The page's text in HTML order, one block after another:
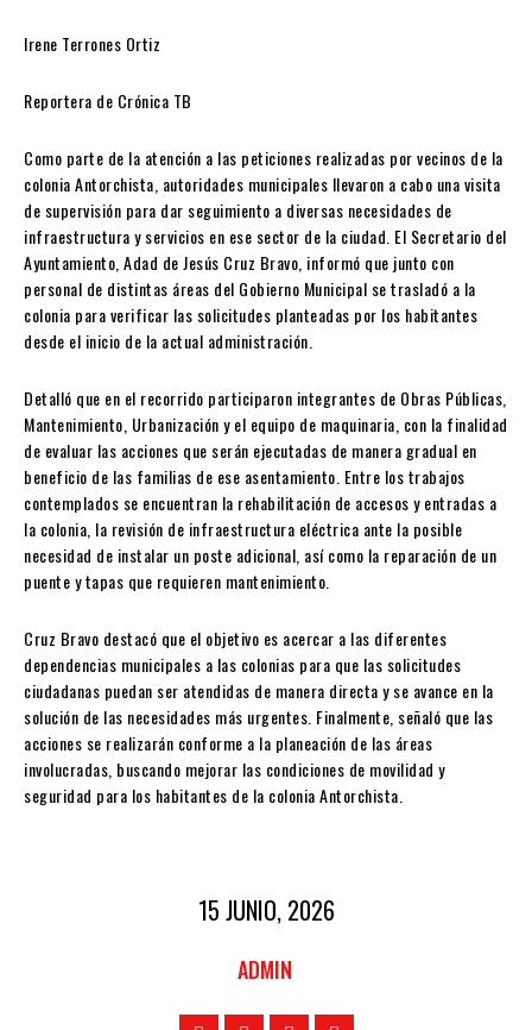
Irene Terrones Ortiz
Reportera de Crónica TB
Como parte de la atención a las peticiones realizadas por vecinos de la
colonia Antorchista, autoridades municipales llevaron a cabo una visita
de supervisión para dar seguimiento a diversas necesidades de
infraestructura y servicios en ese sector de la ciudad. El Secretario del
Ayuntamiento, Adad de Jesús Cruz Bravo, informó que junto con
personal de distintas áreas del Gobierno Municipal se trasladó a la
colonia para verificar las solicitudes planteadas por los habitantes
desde el inicio de la actual administración.
Detalló que en el recorrido participaron integrantes de Obras Públicas,
Mantenimiento, Urbanización y el equipo de maquinaria, con la finalidad
de evaluar las acciones que serán ejecutadas de manera gradual en
beneficio de las familias de ese asentamiento. Entre los trabajos
contemplados se encuentran la rehabilitación de accesos y entradas a
la colonia, la revisión de infraestructura eléctrica ante la posible
necesidad de instalar un poste adicional, así como la reparación de un
puente y tapas que requieren mantenimiento.
Cruz Bravo destacó que el objetivo es acercar a las diferentes
dependencias municipales a las colonias para que las solicitudes
ciudadanas puedan ser atendidas de manera directa y se avance en la
solución de las necesidades más urgentes. Finalmente, señaló que las
acciones se realizarán conforme a la planeación de las áreas
involucradas, buscando mejorar las condiciones de movilidad y
seguridad para los habitantes de la colonia Antorchista.
15 JUNIO, 2026
ADMIN